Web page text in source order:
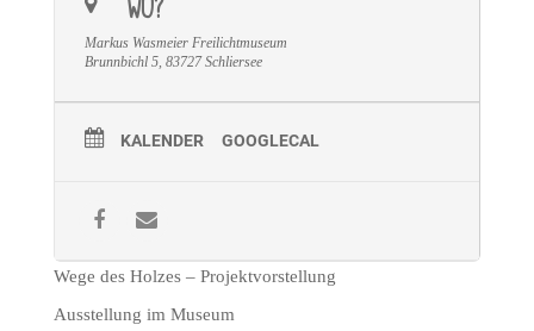
WO?
Markus Wasmeier Freilichtmuseum
Brunnbichl 5, 83727 Schliersee
KALENDER GOOGLECAL
Wege des Holzes – Projektvorstellung
Ausstellung im Museum